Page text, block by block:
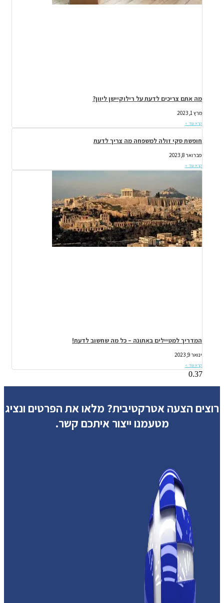
מה אתם צריכים לדעת על רילוקיישן ליוון?
מרץ 1, 2023
קרא עוד »
חופשת סקי זולה למשפחה מה צריך לדעת
פברואר 8, 2023
קרא עוד »
המדריך למטיילים באתונה – כל מה שחשוב לדעת!
ינואר 9, 2023
קרא עוד »
רוצים הצעה אטרקטיבית? מלאו את הפרטים ונציג
מטעמנו ייצור איתכם קשר.